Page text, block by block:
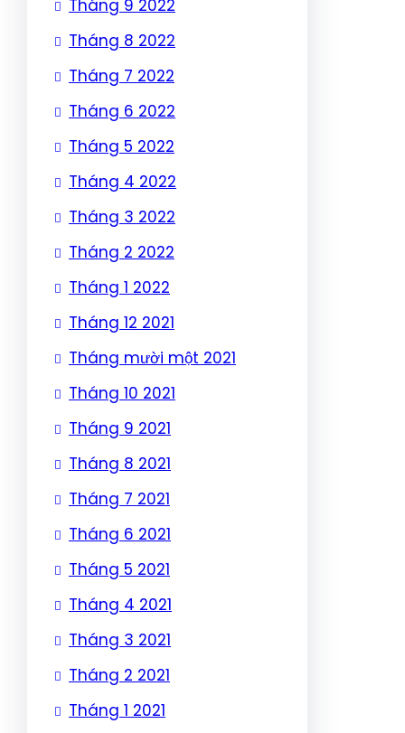
Tháng 9 2022
Tháng 8 2022
Tháng 7 2022
Tháng 6 2022
Tháng 5 2022
Tháng 4 2022
Tháng 3 2022
Tháng 2 2022
Tháng 1 2022
Tháng 12 2021
Tháng mười một 2021
Tháng 10 2021
Tháng 9 2021
Tháng 8 2021
Tháng 7 2021
Tháng 6 2021
Tháng 5 2021
Tháng 4 2021
Tháng 3 2021
Tháng 2 2021
Tháng 1 2021